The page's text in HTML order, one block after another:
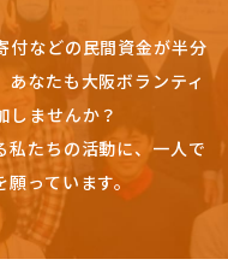
付などの民間資金が半分
あなたも大阪ボランティ
しませんか？
私たちの活動に、一人で
願っています。